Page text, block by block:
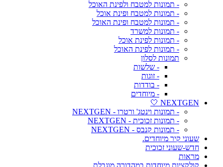
- תמונות למטבח ולפינת האוכל
- תמונות למטבח ופינת אוכל
- תמונות למטבח ופינת האוכל
- תמונות למשרד
- תמונות לפינת אוכל
- תמונות לפינת האוכל
תמונות לסלון
- שלשות
- זוגות
- בודדות
- מיוחדים
NEXTGEN 🤍
- תמונות וינטג' ורטרו - NEXTGEN
- תמונות זכוכית - NEXTGEN
- תמונות קנבס - NEXTGEN
שעוני קיר מיוחדים.
חדש-שעוני זכוכית
מראות
קולקציות מיוחדות במהדורה מוגבלת